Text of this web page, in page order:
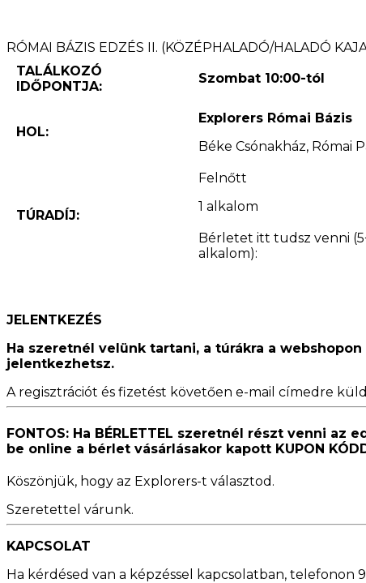
RÓMAI BÁZIS EDZÉS II. (KÖZÉPHALADÓ/HALADÓ
TALÁLKOZÓ
IDŐPONTJA:
Szombat 10:00-tól
HOL:
Explorers Római Bázis
Béke Csónakház, Római
TÚRADÍJ:
Felnőtt
1 alkalom
Bérletet itt tudsz venni
alkalom):
JELENTKEZÉS
Ha szeretnél velünk tartani, a túrákra a
jelentkezhetsz.
A regisztrációt és fizetést követően e-mail címedre
FONTOS: Ha BÉRLETTEL szeretnél részt venni az
be online a bérlet vásárlásakor kapott KUPON
Köszönjük, hogy az Explorers-t választod.
Szeretettel várunk.
KAPCSOLAT
Ha kérdésed van a képzéssel kapcsolatban,